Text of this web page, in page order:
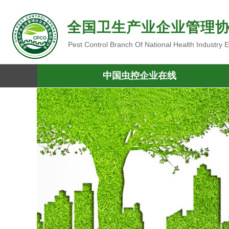
全国卫生产业企业管理
Pest Control Branch Of National Health Industry
中国虫控企业在线